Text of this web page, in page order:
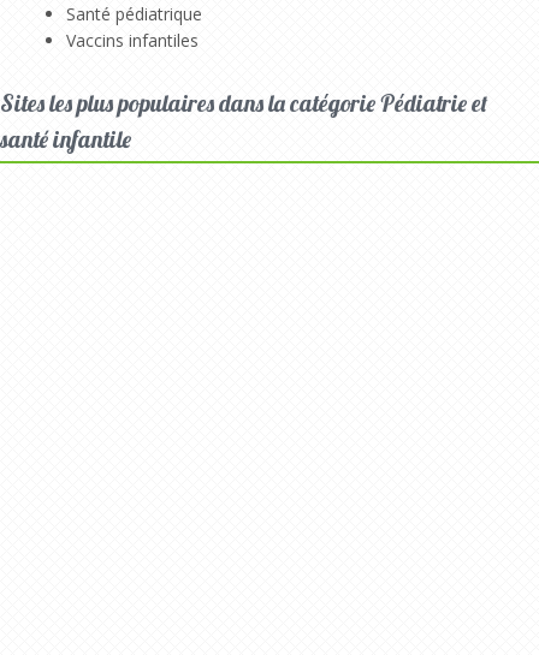
Santé pédiatrique
Vaccins infantiles
Sites les plus populaires dans la catégorie Pédiatrie et
santé infantile